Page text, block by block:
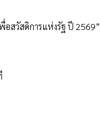
อสวัสดิการแห่งรัฐ ปี 2569”